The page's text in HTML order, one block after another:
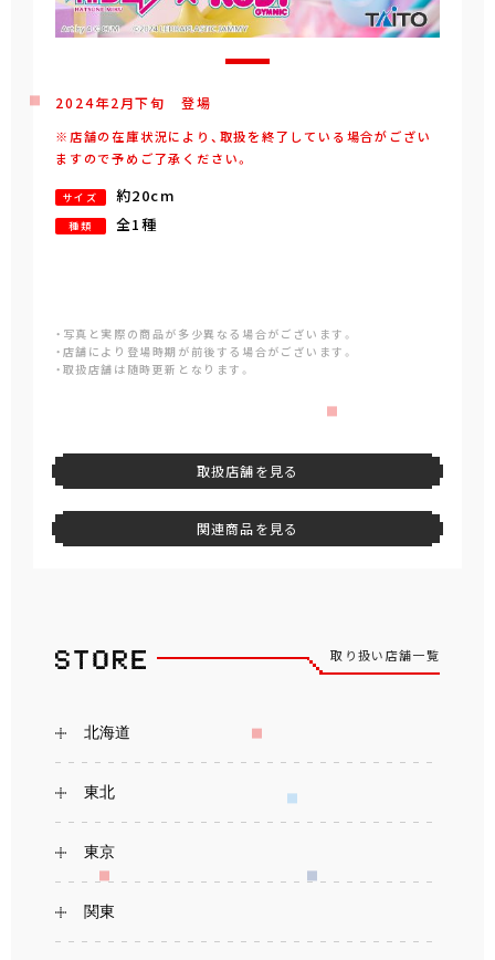
2024年2月下旬 登場
※店舗の在庫状況により、取扱を終了している場合がござい
ますので予めご了承ください。
サイズ 約20cm
種類 全1種
・写真と実際の商品が多少異なる場合がございます。
・店舗により登場時期が前後する場合がございます。
・取扱店舗は随時更新となります。
取扱店舗を見る
関連商品を見る
取り扱い店舗一覧
北海道
東北
東京
関東